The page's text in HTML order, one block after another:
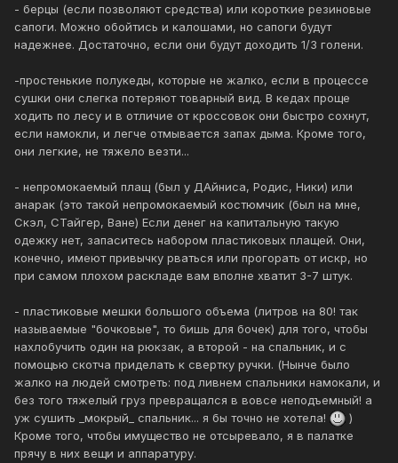
- берцы (если позволяют средства) или короткие резиновые
сапоги. Можно обойтись и калошами, но сапоги будут
надежнее. Достаточно, если они будут доходить 1/3 голени.
-простенькие полукеды, которые не жалко, если в процессе
сушки они слегка потеряют товарный вид. В кедах проще
ходить по лесу и в отличие от кроссовок они быстро сохнут,
если намокли, и легче отмывается запах дыма. Кроме того,
они легкие, не тяжело везти...
- непромокаемый плащ (был у ДАйниса, Родис, Ники) или
анарак (это такой непромокаемый костюмчик (был на мне,
Скэл, СТайгер, Ване) Если денег на капитальную такую
одежку нет, запаситесь набором пластиковых плащей. Они,
конечно, имеют привычку рваться или прогорать от искр, но
при самом плохом раскладе вам вполне хватит 3-7 штук.
- пластиковые мешки большого объема (литров на 80! так
называемые "бочковые", то бишь для бочек) для того, чтобы
нахлобучить один на рюкзак, а второй - на спальник, и с
помощью скотча приделать к свертку ручки. (Нынче было
жалко на людей смотреть: под ливнем спальники намокали, и
без того тяжелый груз превращался в вовсе неподъемный! а
уж сушить _мокрый_ спальник... я бы точно не хотела!
)
Кроме того, чтобы имущество не отсыревало, я в палатке
прячу в них вещи и аппаратуру.